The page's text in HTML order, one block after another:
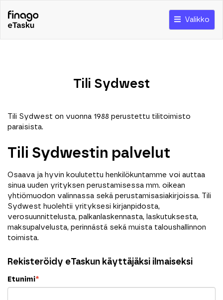
Valikko
Tili Sydwest
Tili Sydwest on vuonna 1988 perustettu tilitoimisto
paraisista.
Tili Sydwestin palvelut
Osaava ja hyvin koulutettu henkilökuntamme voi auttaa
sinua uuden yrityksen perustamisessa mm. oikean
yhtiömuodon valinnassa sekä perustamisasiakirjoissa. Tili
Sydwest huolehtii yrityksesi kirjanpidosta,
verosuunnittelusta, palkanlaskennasta, laskutuksesta,
maksupalvelusta, perinnästä sekä muista taloushallinnon
toimista.
Rekisteröidy eTaskun käyttäjäksi ilmaiseksi
Etunimi*